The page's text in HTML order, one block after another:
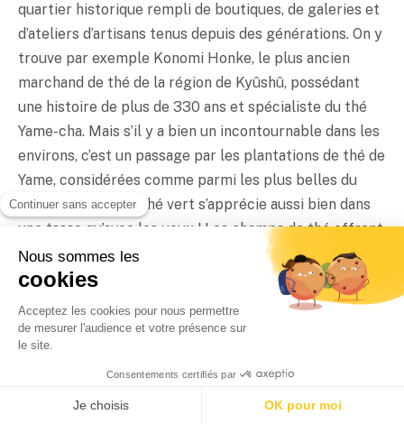
quartier historique rempli de boutiques, de galeries et
d’ateliers d’artisans tenus depuis des générations. On y
trouve par exemple Konomi Honke, le plus ancien
marchand de thé de la région de Kyûshû, possédant
une histoire de plus de 330 ans et spécialiste du thé
Yame-cha. Mais s’il y a bien un incontournable dans les
environs, c’est un passage par les plantations de thé de
Yame, considérées comme parmi les plus belles du
Japon. En effet, le thé vert s’apprécie aussi bien dans
une tasse qu’avec les yeux ! Les champs de thé offrent
de somptueux paysages, particulièrement au
printemps, lorsque leur couleur s’intensifie et
constitue une véritable mer verte.
Si la ville de Yame est le lieu phare pour l’apprécier, le
thé Yame-cha se retrouve partout à travers la
préfecture de Fukuoka. En plein cœur du parc Ohori,